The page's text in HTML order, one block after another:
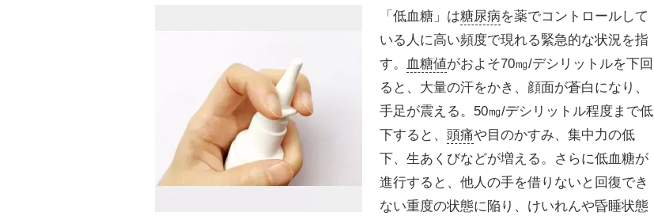
「低血糖」は糖尿病を薬でコントロールして
いる人に高い頻度で現れる緊急的な状況を指
す。
血糖値がおよそ70㎎/デシリットルを下回
ると、大量の汗をかき、顔面が蒼白になり、
手足が震える。50㎎/デシリットル程度まで低
下すると、 頭痛や目のかすみ、集中力の低
下、生あくびなどが増える。さらに低血糖が
進行すると、他人の手を借りないと回復でき
ない重度の状態に陥り、けいれんや昏睡状態